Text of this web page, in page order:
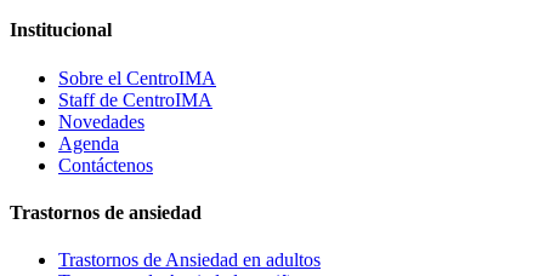
Institucional
Sobre el CentroIMA
Staff de CentroIMA
Novedades
Agenda
Contáctenos
Trastornos de ansiedad
Trastornos de Ansiedad en adultos